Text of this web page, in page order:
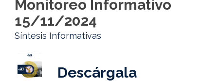
Monitoreo Informativo
15/11/2024
Síntesis Informativas
Descárgala